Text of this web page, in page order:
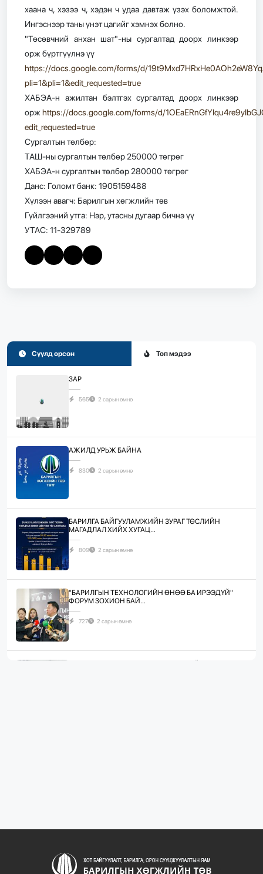
хаана ч, хэзээ ч, хэдэн ч удаа давтаж үзэх боломжтой.
Ингэснээр таны үнэт цагийг хэмнэх болно.
"Төсөвчний анхан шат"-ны сургалтад доорх линкээр
орж бүртгүүлнэ үү
https://docs.google.com/forms/d/
pli=1&pli=1&edit_requested=true
ХАБЭА-н ажилтан бэлтгэх сургалтад доорх линкээр
орж https://docs.google.com/forms/d/
edit_requested=true
Сургалтын төлбөр:
ТАШ-ны сургалтын төлбөр 250000 төгрөг
ХАБЭА-н сургалтын төлбөр 280000 төгрөг
Данс: Голомт банк: 1905159488
Хүлээн авагч: Барилгын хөгжлийн төв
Гүйлгээний утга: Нэр, утасны дугаар бичнэ үү
УТАС: 11-329789
Сүүлд орсон Топ мэдээ
ЗАР
565 2 сарын өмнө
АЖИЛД УРЬЖ БАЙНА
830 2 сарын өмнө
БАРИЛГА БАЙГУУЛАМЖИЙН ЗУРАГ ТӨСЛИЙН
МАГАДЛАЛ ХИЙХ ХУГАЦ...
809 2 сарын өмнө
"БАРИЛГЫН ТЕХНОЛОГИЙН ӨНӨӨ БА ИРЭЭДҮЙ"
ФОРУМ ЗОХИОН БАЙ...
727 2 сарын өмнө